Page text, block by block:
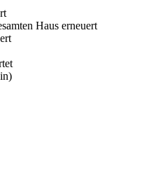
Haus erneuert